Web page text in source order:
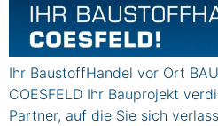
Ihr BaustoffHandel vor Ort
COESFELD Ihr Bauprojekt
Partner, auf die Sie sich